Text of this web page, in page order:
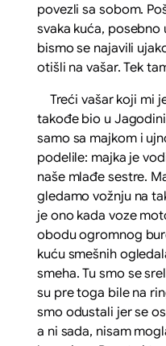
povezli sa sobom.
svaka kuća, posebno
bismo se najavili
otišli na vašar. Tek
Treći vašar koji mi
takođe bio u
samo sa majkom i
podelile: majka je
naše mlađe sestre.
gledamo vožnju na
je ono kada voze
obodu ogromnog
kuću smešnih
smeha. Tu smo se
su pre toga bile na
smo odustali jer se
a ni sada, nisam